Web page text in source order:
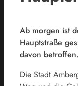
Ab morgen ist
Hauptstraße
davon betroffen.
Die Stadt